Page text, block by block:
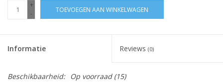
+
-
TOEVOEGEN AAN WINKELWAGEN
Informatie Reviews (0)
Beschikbaarheid: Op voorraad(15)